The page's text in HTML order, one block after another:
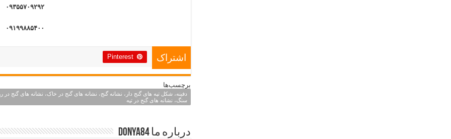
۰۹۳۵۵۷۰۹۲۹۲
۰۹۱۹۹۸۸۵۴۰۰
اشتراک Pinterest
برچسب‌ها
دفینه، شکل تپه های گنج دار، نشانه گنج، نشانه های گنج در خاک، نشانه های گنج
سنگ، نشانه های گنج در تپه
درباره ما Donya84